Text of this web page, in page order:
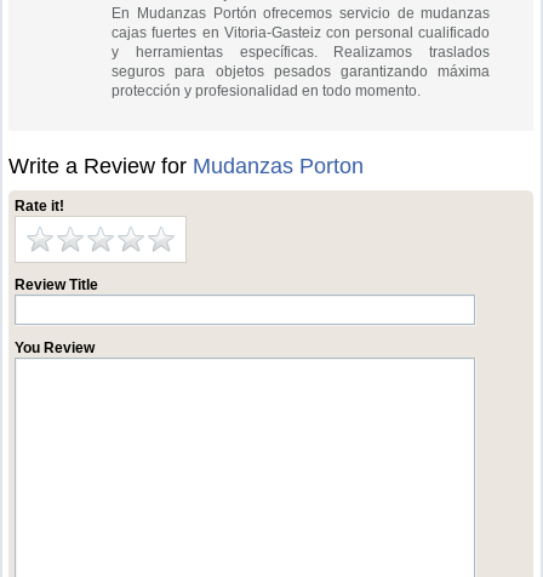
En Mudanzas Portón ofrecemos servicio de mudanzas
cajas fuertes en Vitoria-Gasteiz con personal cualificado
y herramientas específicas. Realizamos traslados
seguros para objetos pesados garantizando máxima
protección y profesionalidad en todo momento.
Write a Review for Mudanzas Porton
Rate it!
Review Title
You Review